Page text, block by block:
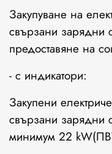
Закупуване на
свързани зарядни
предоставяне на
- с индикатори:
Закупени
свързани зарядни
минимум 22